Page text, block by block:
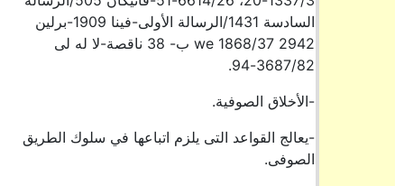
السادسة 1431/الرسالة الأولى-فينا 1909-برلين
2942 we 1868/37 ب- 38 ناقصة-لا له لى
3687/82-94.
-الأخلاق الصوفية.
-يعالج القواعد التى يلزم اتباعها في سلوك الطريق
الصوفى.